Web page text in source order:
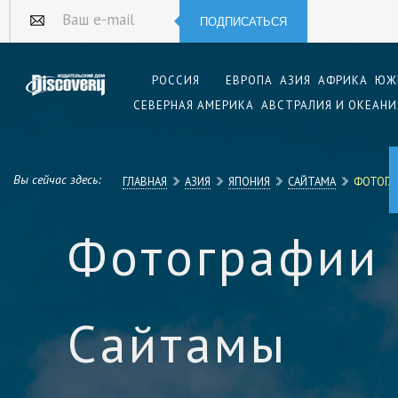
Ваш e-mail ПОДПИСАТЬСЯ
РОССИЯ ЕВРОПА АЗИЯ АФРИКА
СЕВЕРНАЯ АМЕРИКА АВСТРАЛИЯ И
Вы сейчас здесь: ГЛАВНАЯ АЗИЯ ЯПОНИЯ САЙТАМА
Фотографии
Сайтамы